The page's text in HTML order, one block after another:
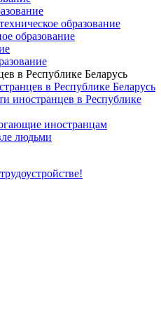
образование
образование
в Республике Беларусь
в Республике Беларусь
иностранцев в Республике
иностранцам
людьми